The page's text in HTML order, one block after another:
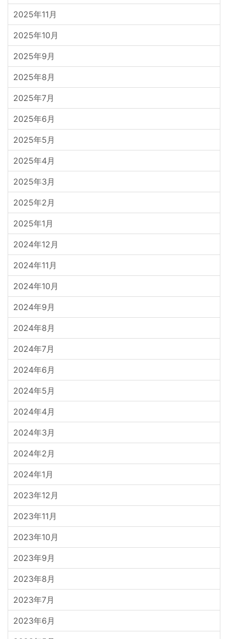
2025年11月
2025年10月
2025年9月
2025年8月
2025年7月
2025年6月
2025年5月
2025年4月
2025年3月
2025年2月
2025年1月
2024年12月
2024年11月
2024年10月
2024年9月
2024年8月
2024年7月
2024年6月
2024年5月
2024年4月
2024年3月
2024年2月
2024年1月
2023年12月
2023年11月
2023年10月
2023年9月
2023年8月
2023年7月
2023年6月